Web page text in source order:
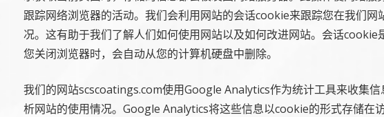
跟踪网络浏览器的活动。我们会利用网站的会话cookie来跟踪您在我们网
况。这有助于我们了解人们如何使用网站以及如何改进网站。会话cookie
您关闭浏览器时，会自动从您的计算机硬盘中删除。
我们的网站scscoatings.com使用Google Analytics作为统计工具来收集信
析网站的使用情况。Google Analytics将这些信息以cookie的形式存储在